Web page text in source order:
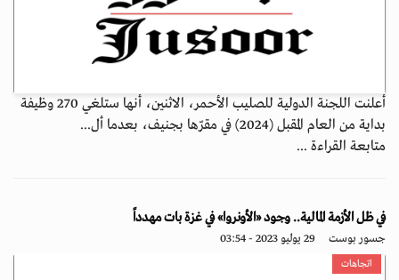
أعلنت اللجنة الدولية للصليب الأحمر، الاثنين، أنها ستلغي 270 وظيفة
بداية من العام المقبل (2024) في مقرّها بجنيف، بعدما أل...
متابعة القراءة ...
في ظل الأزمة المالية.. وجود «الأونروا» في غزة بات مهدداً
جسور بوست 29 يوليو 2023 - 03:54
اتجاهات